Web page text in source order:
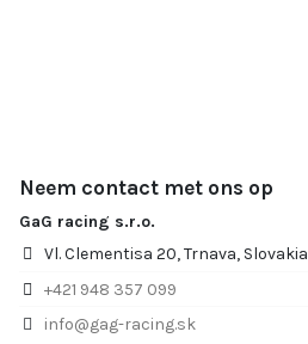
Neem contact met ons op
GaG racing s.r.o.
Vl. Clementisa 20, Trnava, Slovakia
+421 948 357 099
info@gag-racing.sk